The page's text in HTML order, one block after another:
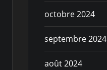
octobre 2024
septembre 2024
août 2024